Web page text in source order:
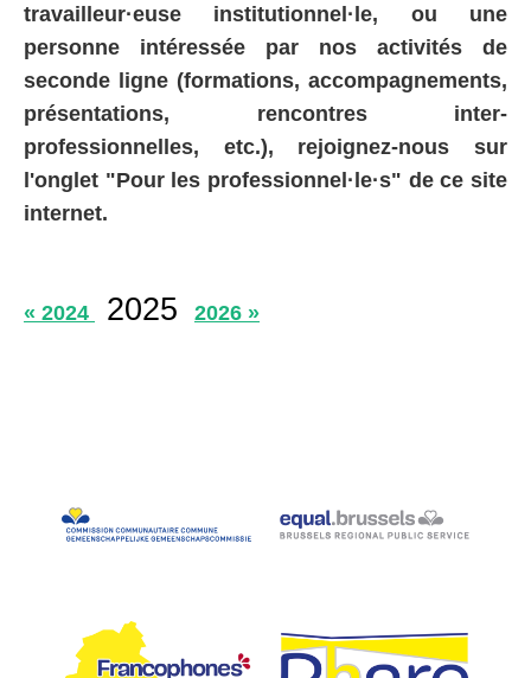
travailleur·euse institutionnel·le, ou une
personne intéressée par nos activités de
seconde ligne (formations, accompagnements,
présentations, rencontres inter-
professionnelles, etc.), rejoignez-nous sur
l'onglet "Pour les professionnel·le·s" de ce site
internet.
« 2024 2025 2026 »